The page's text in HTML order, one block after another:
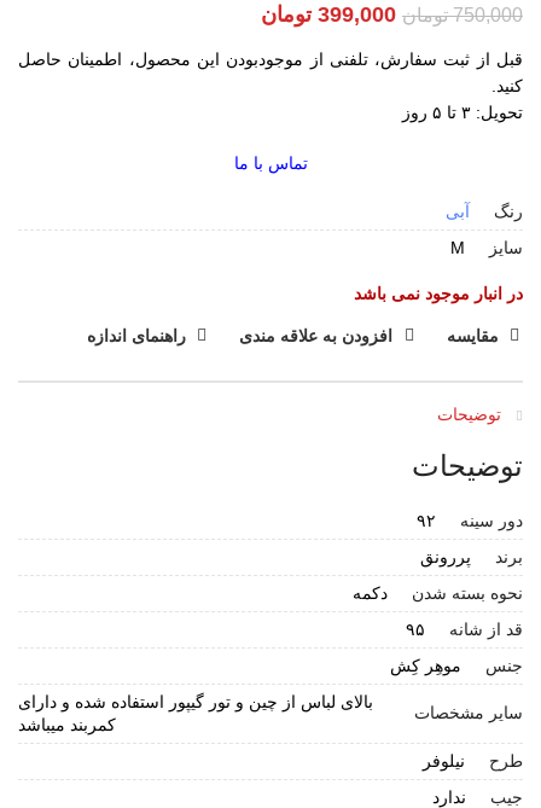
750,000 تومان 399,000 تومان
قبل از ثبت سفارش، تلفنی از موجودبودن این محصول، اطمینان حاصل
کنید.
تحویل: ۳ تا ۵ روز
تماس با ما
رنگ
آبی
سایز
M
در انبار موجود نمی باشد
مقایسه افزودن به علاقه مندی راهنمای اندازه
توضیحات
توضیحات
دور سینه
۹۲
برند
پررونق
نحوه بسته شدن
دکمه
قد از شانه
۹۵
جنس
موهِر کِش
سایر مشخصات
بالای لباس از چین و تور گیپور استفاده شده و دارای
کمربند میباشد
طرح
نیلوفر
جیب
ندارد